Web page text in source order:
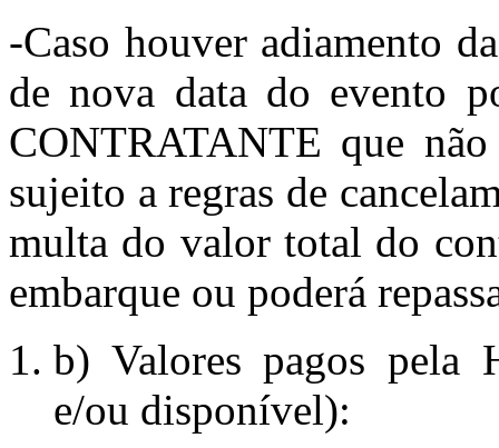
-Caso houver adiamento
de nova data do evento
CONTRATANTE que
sujeito a regras de
multa do valor total do
embarque ou poderá
b) Valores pagos pela
e/ou disponível):